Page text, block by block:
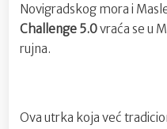
Novigradskog mora i
Challenge 5.0vraća se u
rujna.
Ova utrka koja već